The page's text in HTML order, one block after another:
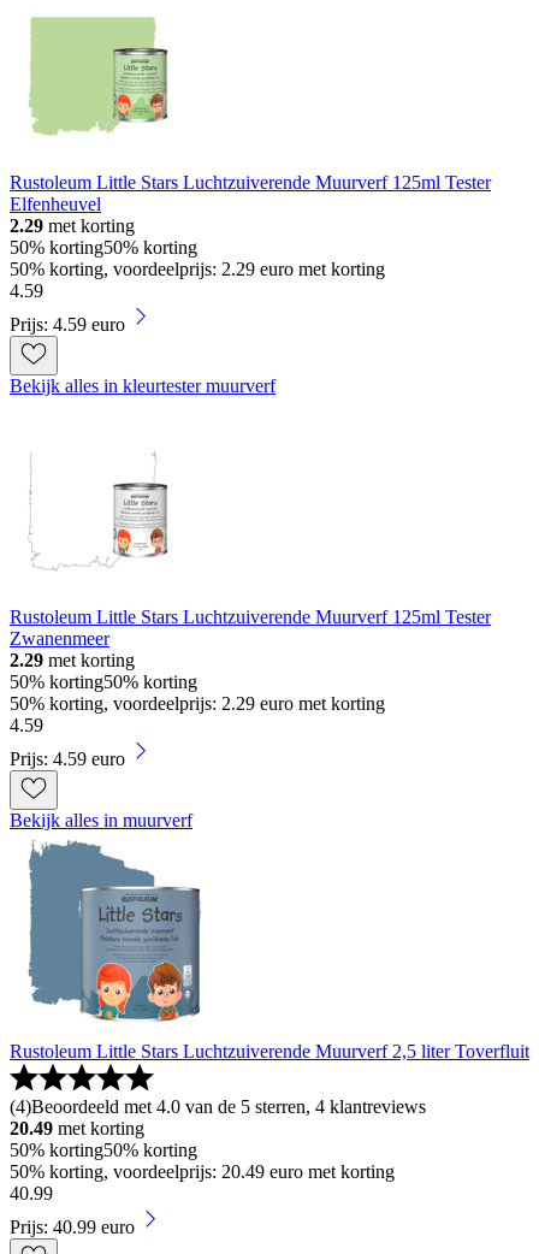
Rustoleum Little Stars Luchtzuiverende Muurverf 125ml Tester
Elfenheuvel
2.29 met korting
50% korting50% korting
50% korting, voordeelprijs: 2.29 euro met korting
4.59
Prijs: 4.59 euro
Bekijk alles in kleurtester muurverf
Rustoleum Little Stars Luchtzuiverende Muurverf 125ml Tester
Zwanenmeer
2.29 met korting
50% korting50% korting
50% korting, voordeelprijs: 2.29 euro met korting
4.59
Prijs: 4.59 euro
Bekijk alles in muurverf
Rustoleum Little Stars Luchtzuiverende Muurverf 2,5 liter Toverfluit
(4)Beoordeeld met 4.0 van de 5 sterren, 4 klantreviews
20.49 met korting
50% korting50% korting
50% korting, voordeelprijs: 20.49 euro met korting
40.99
Prijs: 40.99 euro